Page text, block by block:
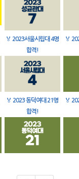
🏅 2023서울시립대 4명
합격!
🏅
🏅 2023 동덕여대 21명
합격!
🏅